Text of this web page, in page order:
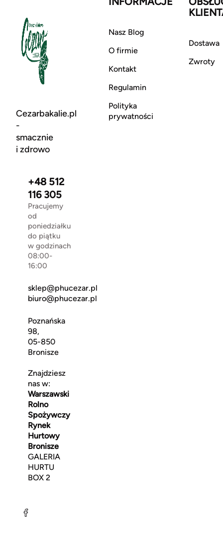
Cezarbakalie.pl
-
smacznie
i zdrowo
+48 512
116 305
Pracujemy
od
poniedziałku
do piątku
w godzinach
08:00-
16:00
sklep@phucezar.pl
biuro@phucezar.pl
Poznańska
98,
05-850
Bronisze
Znajdziesz
nas w:
Warszawski
Rolno
Spożywczy
Rynek
Hurtowy
Bronisze
GALERIA
HURTU
BOX 2
Nasz Blog
O firmie
Kontakt
Regulamin
Polityka
prywatności
Dostawa
Zwroty